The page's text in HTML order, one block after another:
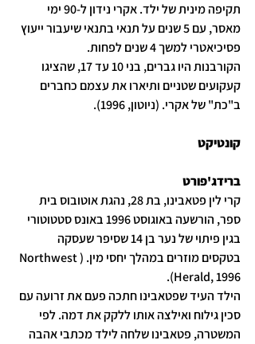
תקיפה מינית של ילד. אקרי נידון ל-90 ימי
מאסר, עם 5 שנים על תנאי בתנאי שיעבור ייעוץ
פסיכיאטרי למשך 4 שנים לפחות.
הקורבנות היו גברים, בני 10 עד 17, שהציגו
קעקועים שטניים ותיארו את עצמם כחברים
ב"כת" של אקרי. (ניוטון, 1996).
קונטיקט
ברידג'פורט
קרי לין פטאבינו, בת 28, נהגת אוטובוס בית
ספר, הורשעה באוגוסט 1996 באונס סטטוטורי
בגין פיתוי של נער בן 14 שסיפר שעסקה
בטקסים מוזרים במהלך יחסי מין. (Northwest
Herald, 1996).
הילד העיד שפטאבינו חתכה פעם את זרועה עם
סכין גילוח ואילצה אותו ללקק את דמה. לפי
המשטרה, פטאבינו שלחה לילד מכתבי אהבה